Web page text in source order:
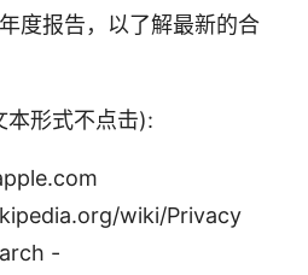
度报告，以了解最新的合
形式不点击):
wiki/Privacy
-